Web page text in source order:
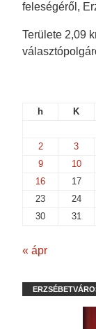
feleségéről,
Területe 2,09
h
K
2
3
9
10
16
17
23
24
30
31
« ápr